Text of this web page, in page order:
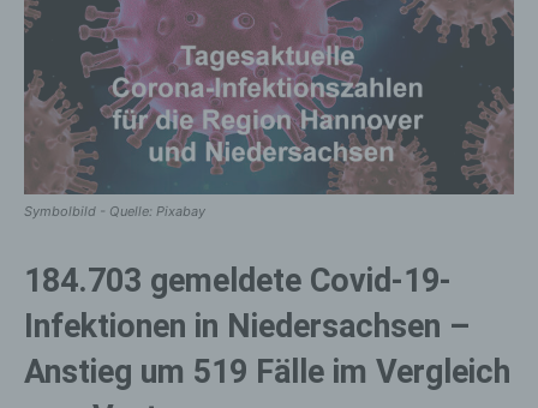
Symbolbild - Quelle: Pixabay
184.703 gemeldete Covid-19-
Infektionen in Niedersachsen –
Anstieg um 519 Fälle im Vergleich